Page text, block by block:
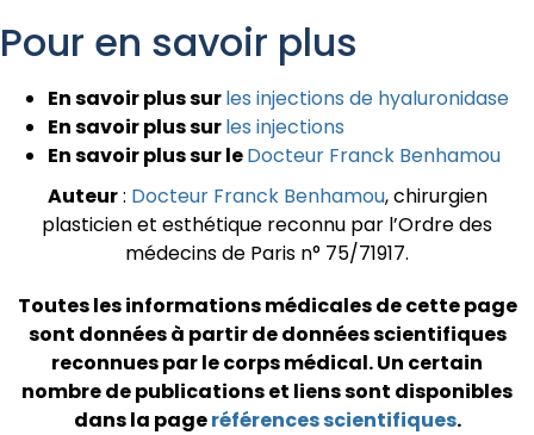
Pour en savoir plus
En savoir plus surles injections de hyaluronidase
En savoir plus surles injections
En savoir plus sur leDocteur Franck Benhamou
Auteur: Docteur Franck Benhamou, chirurgien
plasticien et esthétique reconnu par l’Ordre des
médecins de Paris n° 75/71917.
Toutes les informations médicales de cette page
sont données à partir de données scientifiques
reconnues par le corps médical.Un certain
nombre de publications et liens sont disponibles
dans la pageréférences scientifiques.